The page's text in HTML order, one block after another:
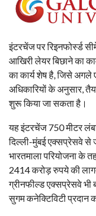
इंटरचेंज पर रिइनफोर्स्ड
आखिरी लेयर बिछाने का
का कार्य शेष है, जिसे अगले
अधिकारियों के अनुसार,
शुरू किया जा सकता है।
यह इंटरचेंज 750 मीटर
दिल्ली-मुंबई एक्सप्रेसवे से
भारतमाला परियोजना के
2414 करोड़ रुपये की
ग्रीनफील्ड एक्सप्रेसवे भी
सुगम कनेक्टिविटी प्रदान